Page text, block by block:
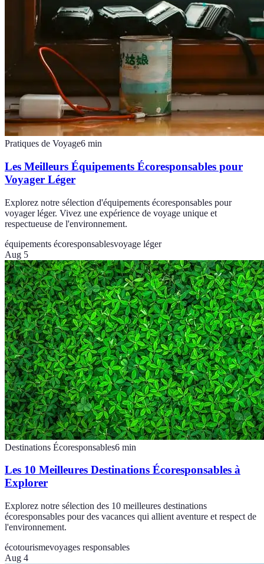
Pratiques de Voyage6 min
Les Meilleurs Équipements Écoresponsables pour
Voyager Léger
Explorez notre sélection d'équipements écoresponsables pour
voyager léger. Vivez une expérience de voyage unique et
respectueuse de l'environnement.
équipements écoresponsablesvoyage léger
Aug 5
Destinations Écoresponsables6 min
Les 10 Meilleures Destinations Écoresponsables à
Explorer
Explorez notre sélection des 10 meilleures destinations
écoresponsables pour des vacances qui allient aventure et respect de
l'environnement.
écotourismevoyages responsables
Aug 4